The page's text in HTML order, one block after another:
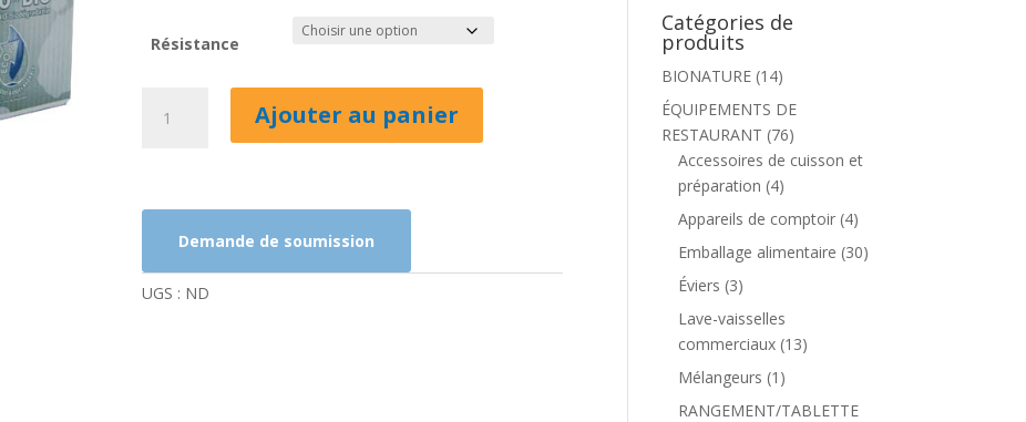
Résistance
Ajouter au panier
Demande de soumission
UGS : ND
Catégories de
produits
BIONATURE (14)
ÉQUIPEMENTS DE
RESTAURANT (76)
Accessoires de cuisson et
préparation (4)
Appareils de comptoir (4)
Emballage alimentaire (30)
Éviers (3)
Lave-vaisselles
commerciaux (13)
Mélangeurs (1)
RANGEMENT/TABLETTE